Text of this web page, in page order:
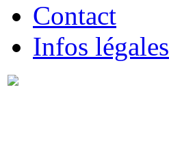
Contact
Infos légales